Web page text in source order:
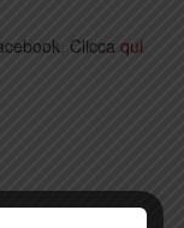
Clicca qui